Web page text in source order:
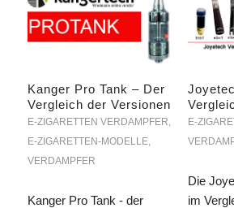
Kanger Pro Tank – Der
Vergleich der Versionen
E-ZIGARETTEN VERDAMPFER
E-ZIGARETTEN-MODELLE,
VERDAMPFER
Kanger Pro Tank - der
E-
Die
im